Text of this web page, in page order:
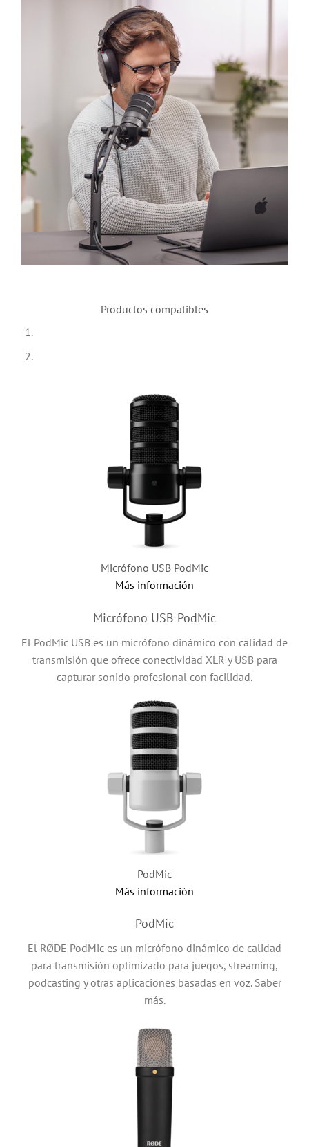
Productos compatibles
Micrófono USB PodMic
Más información
Micrófono USB PodMic
El PodMic USB es un micrófono dinámico con calidad de
transmisión que ofrece conectividad XLR y USB para
capturar sonido profesional con facilidad.
PodMic
Más información
PodMic
El RØDE PodMic es un micrófono dinámico de calidad
para transmisión optimizado para juegos, streaming,
podcasting y otras aplicaciones basadas en voz. Saber
más.